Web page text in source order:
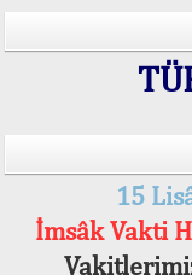
15
İmsâk Vakti